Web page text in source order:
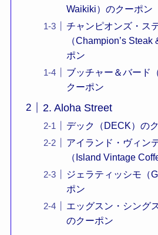
Waikiki）のクーポン
チャンピオンズ・ス
（Champion’s
ポン
ブッチャー＆バード
クーポン
2. Aloha Street
デック（DECK）の
アイランド・ヴィン
（Island Vintage
ジェラティッシモ（
ポン
エッグスン・シング
のクーポン